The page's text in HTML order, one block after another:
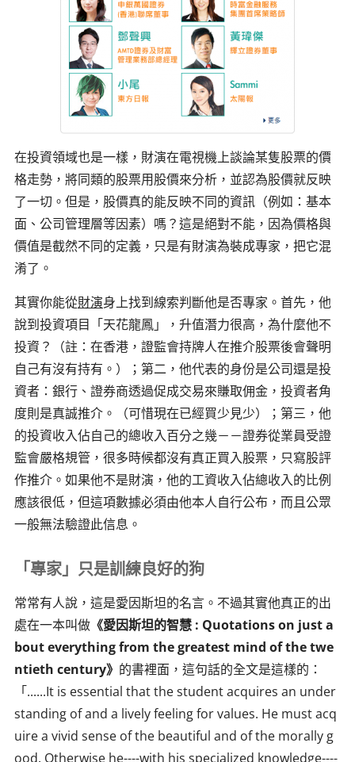
在投資領域也是一樣，財演在電視機上談論某隻股票的價
格走勢，將同類的股票用股價來分析，並認為股價就反映
了一切。但是，股價真的能反映不同的資訊（例如：基本
面、公司管理層等因素）嗎？這是絕對不能，因為價格與
價值是截然不同的定義，只是有財演為裝成專家，把它混
淆了。
其實你能從財演身上找到線索判斷他是否專家。首先，他
說到投資項目「天花龍鳳」，升值潛力很高，為什麼他不
投資？（註：在香港，證監會持牌人在推介股票後會聲明
自己有沒有持有。）；第二，他代表的身份是公司還是投
資者：銀行、證券商透過促成交易來賺取佣金，投資者角
度則是真誠推介。（可惜現在已經買少見少）；第三，他
的投資收入佔自己的總收入百分之幾－－證券從業員受證
監會嚴格規管，很多時候都沒有真正買入股票，只寫股評
作推介。如果他不是財演，他的工資收入佔總收入的比例
應該很低，但這項數據必須由他本人自行公布，而且公眾
一般無法驗證此信息。
「專家」只是訓練良好的狗
常常有人說，這是愛因斯坦的名言。不過其實他真正的出
處在一本叫做《愛因斯坦的智慧 : Quotations on just a
bout everything from the greatest mind of the twe
ntieth century》 的書裡面，這句話的全文是這樣的：
「......It is essential that the student acquires an under
standing of and a lively feeling for values. He must acq
uire a vivid sense of the beautiful and of the morally g
ood. Otherwise he----with his specialized knowledge----